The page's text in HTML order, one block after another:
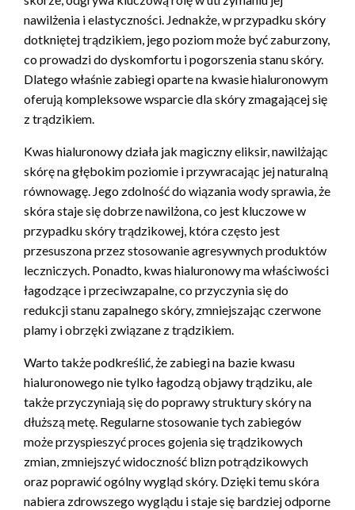
nawilżenia i elastyczności. Jednakże, w przypadku skóry
dotkniętej trądzikiem, jego poziom może być zaburzony,
co prowadzi do dyskomfortu i pogorszenia stanu skóry.
Dlatego właśnie zabiegi oparte na kwasie hialuronowym
oferują kompleksowe wsparcie dla skóry zmagającej się
z trądzikiem.
Kwas hialuronowy działa jak magiczny eliksir, nawilżając
skórę na głębokim poziomie i przywracając jej naturalną
równowagę. Jego zdolność do wiązania wody sprawia, że
skóra staje się dobrze nawilżona, co jest kluczowe w
przypadku skóry trądzikowej, która często jest
przesuszona przez stosowanie agresywnych produktów
leczniczych. Ponadto, kwas hialuronowy ma właściwości
łagodzące i przeciwzapalne, co przyczynia się do
redukcji stanu zapalnego skóry, zmniejszając czerwone
plamy i obrzęki związane z trądzikiem.
Warto także podkreślić, że zabiegi na bazie kwasu
hialuronowego nie tylko łagodzą objawy trądziku, ale
także przyczyniają się do poprawy struktury skóry na
dłuższą metę. Regularne stosowanie tych zabiegów
może przyspieszyć proces gojenia się trądzikowych
zmian, zmniejszyć widoczność blizn potrądzikowych
oraz poprawić ogólny wygląd skóry. Dzięki temu skóra
nabiera zdrowszego wyglądu i staje się bardziej odporne